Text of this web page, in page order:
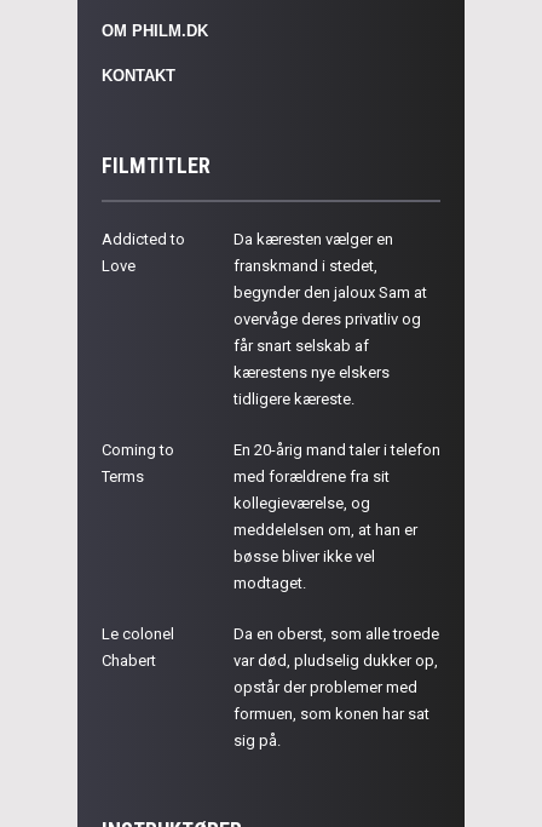
OM PHILM.DK
KONTAKT
FILMTITLER
Addicted to
Love
Da kæresten vælger en
franskmand i stedet,
begynder den jaloux Sam at
overvåge deres privatliv og
får snart selskab af
kærestens nye elskers
tidligere kæreste.
Coming to
Terms
En 20-årig mand taler i telefon
med forældrene fra sit
kollegieværelse, og
meddelelsen om, at han er
bøsse bliver ikke vel
modtaget.
Le colonel
Chabert
Da en oberst, som alle troede
var død, pludselig dukker op,
opstår der problemer med
formuen, som konen har sat
sig på.